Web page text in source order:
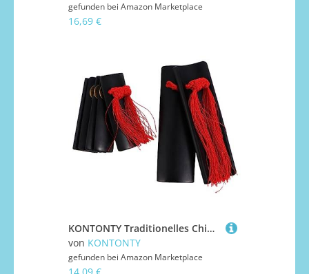
gefunden bei Amazon Marketplace
16,69 €
KONTONTY Traditionelles Chinesisches Kuaiban Clapper Musikinstrument für Handgefertigt Langlebig Klarer Sicher und Einfach
von KONTONTY
gefunden bei Amazon Marketplace